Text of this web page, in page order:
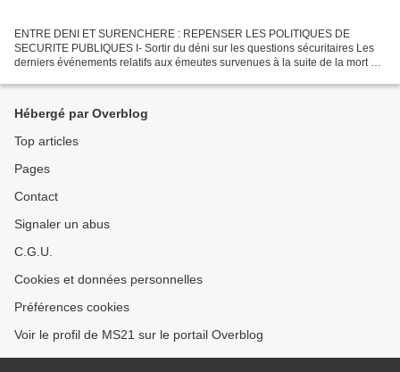
ENTRE DENI ET SURENCHERE : REPENSER LES POLITIQUES DE
SECURITE PUBLIQUES I- Sortir du déni sur les questions sécuritaires Les
derniers événements relatifs aux émeutes survenues à la suite de la mort de
Hébergé par Overblog
Top articles
Pages
Contact
Signaler un abus
C.G.U.
Cookies et données personnelles
Préférences cookies
Voir le profil de MS21 sur le portail Overblog